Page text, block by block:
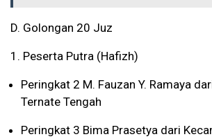
D. Golongan 20 Juz
1. Peserta Putra (Hafizh)
Peringkat 2 M. Fauzan Y. Ramaya
Ternate Tengah
Peringkat 3 Bima Prasetya dari